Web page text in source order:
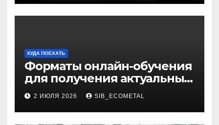
КУДА ПОЕХАТЬ
Форматы онлайн-обучения
для получения актуальных
профессий
2 ИЮЛЯ 2026 SIB_ECOMETAL